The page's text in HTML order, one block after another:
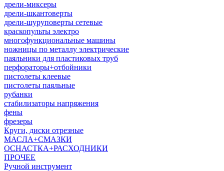
дрели-миксеры
дрели-шкантоверты
дрели-шуруповерты сетевые
краскопульты электро
многофункциональные машины
ножницы по металлу электрические
паяльники для пластиковых труб
перфораторы+отбойники
пистолеты клеевые
пистолеты паяльные
рубанки
стабилизаторы напряжения
фены
фрезеры
Круги, диски отрезные
МАСЛА+СМАЗКИ
ОСНАСТКА+РАСХОДНИКИ
ПРОЧЕЕ
Ручной инструмент